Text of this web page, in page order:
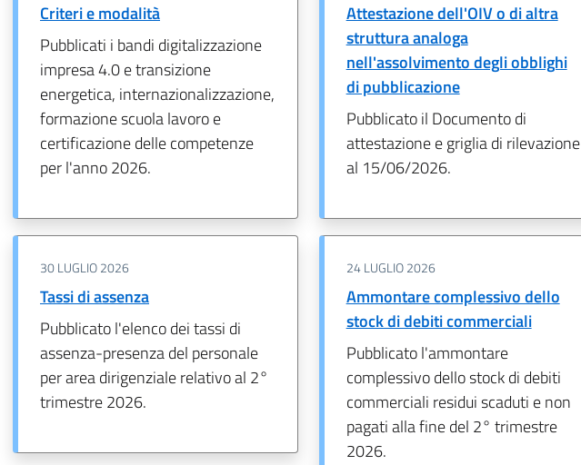
Criteri e modalità
Pubblicati i bandi digitalizzazione
impresa 4.0 e transizione
energetica, internazionalizzazione,
formazione scuola lavoro e
certificazione delle competenze
per l'anno 2026.
30 LUGLIO 2026
Tassi di assenza
Pubblicato l'elenco dei tassi di
assenza-presenza del personale
per area dirigenziale relativo al 2°
trimestre 2026.
Attestazione dell'OIV o di altra
struttura analoga
nell'assolvimento degli obblighi
di pubblicazione
Pubblicato il Documento di
attestazione e griglia di rilevazione
al 15/06/2026.
24 LUGLIO 2026
Ammontare complessivo dello
stock di debiti commerciali
Pubblicato l'ammontare
complessivo dello stock di debiti
commerciali residui scaduti e non
pagati alla fine del 2° trimestre
2026.